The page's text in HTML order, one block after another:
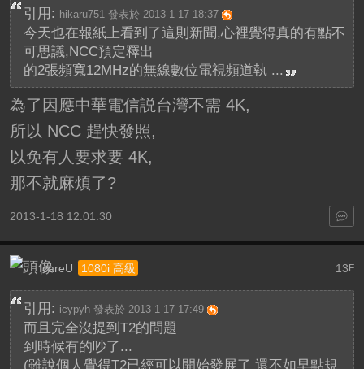
引用: hikaru751 發表於 2013-1-17 18:37
今天也在報紙上看到了這則新聞,心裡覺得真的有點不
可思議,NCC預定釋出
的2張頻寬12MHz的無線數位電視頻道執 ...
為了因應中華電信説台灣不需 4K,
所以 NCC 趕快發照,
以免有人要求要 4K,
那不就麻煩了?
2013-1-18 12:01:30
13F
IcareU 1080i 高級
引用: icypyh 發表於 2013-1-17 17:49
而且完全沒提到T2的問題
到時候有的吵了...
(雖說個人覺得T2已經可以開始發展了 還不如早點規